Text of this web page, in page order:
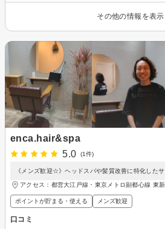
その他の情報を表示
enca.hair&spa
5.0
(1件)
《メンズ歓迎☆》ヘッドスパや髪質改善に特化した
アクセス：都営大江戸線・東京メトロ副都心線 東
ポイントが貯まる・使える メンズ歓迎
口コミ